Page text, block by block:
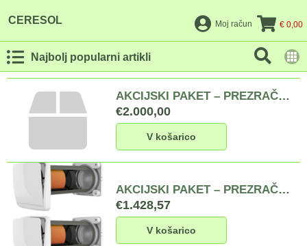
AKCIJSKI PAKET – PREZRAČEVANJE 2 BIVALNIH PROSTOROV IN KUHINJE: 2 x rekuperator Hansen Pro 160 APP, 1 x odvodni ventilator Seventilation A80-FS-EC z nadometnim ohišjem in standardnim krmilnikom, kompletne storitve za izvedbo prezračevanja in prikaz delovanja
€2.000,00
V košarico
AKCIJSKI PAKET – PREZRAČEVANJE 2 BIVALNIH PROSTOROV: 2 x rekuperator Hansen Pro 160 APP in kompletne storitve za izvedbo prezračevanja in prikaz delovanja
€1.428,57
V košarico
CERESOL Moj račun € 0,00
Najbolj popularni artikli